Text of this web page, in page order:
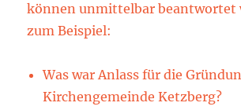
können unmittelbar beantwortet
zum Beispiel:
Was war Anlass für die
Kirchengemeinde Ketzberg?